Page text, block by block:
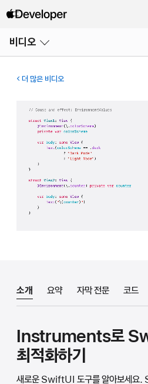
비디오
열기
더 많은 비디오
소개 요약 자막 전문 코드
Instruments로
최적화하기
새로운 SwiftUI 도구를 알아보세요